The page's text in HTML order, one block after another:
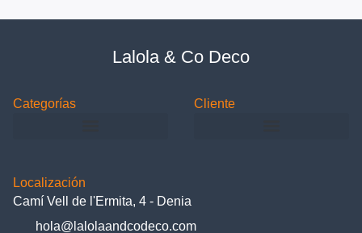
Lalola & Co Deco
Categorías Cliente
Localización
Camí Vell de l'Ermita, 4 - Denia
hola@lalolaandcodeco.com